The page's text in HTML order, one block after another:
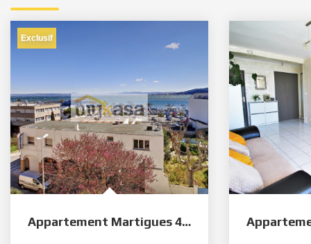
Exclusif
Appartement Martigues 4/5 pièce(s) 77 m2